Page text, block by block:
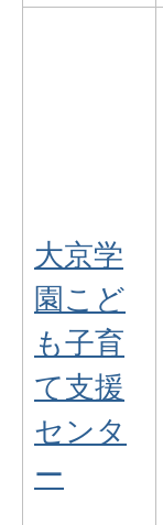
大京学
園こど
も子育
て支援
センタ
ー